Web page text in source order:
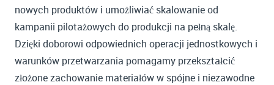
nowych produktów i umożliwiać skalowanie od
kampanii pilotażowych do produkcji na pełną skalę.
Dzięki doborowi odpowiednich operacji jednostkowych i
warunków przetwarzania pomagamy przekształcić
złożone zachowanie materiałów w spójne i niezawodne